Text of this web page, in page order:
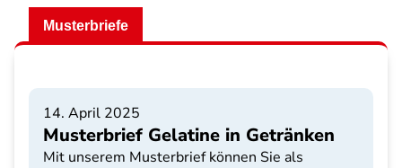
Musterbriefe
14. April 2025
Musterbrief Gelatine in Getränken
Mit unserem Musterbrief können Sie als